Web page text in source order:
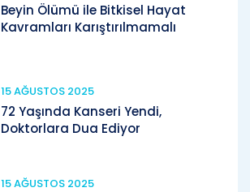
Beyin Ölümü ile Bitkisel Hayat
Kavramları Karıştırılmamalı
15 AĞUSTOS 2025
72 Yaşında Kanseri Yendi,
Doktorlara Dua Ediyor
15 AĞUSTOS 2025